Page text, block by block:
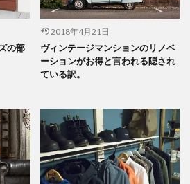
の部
2018年4月21日
ヴィンテージマンションのリノベ
ーションがお得と言われる隠され
ている訳。